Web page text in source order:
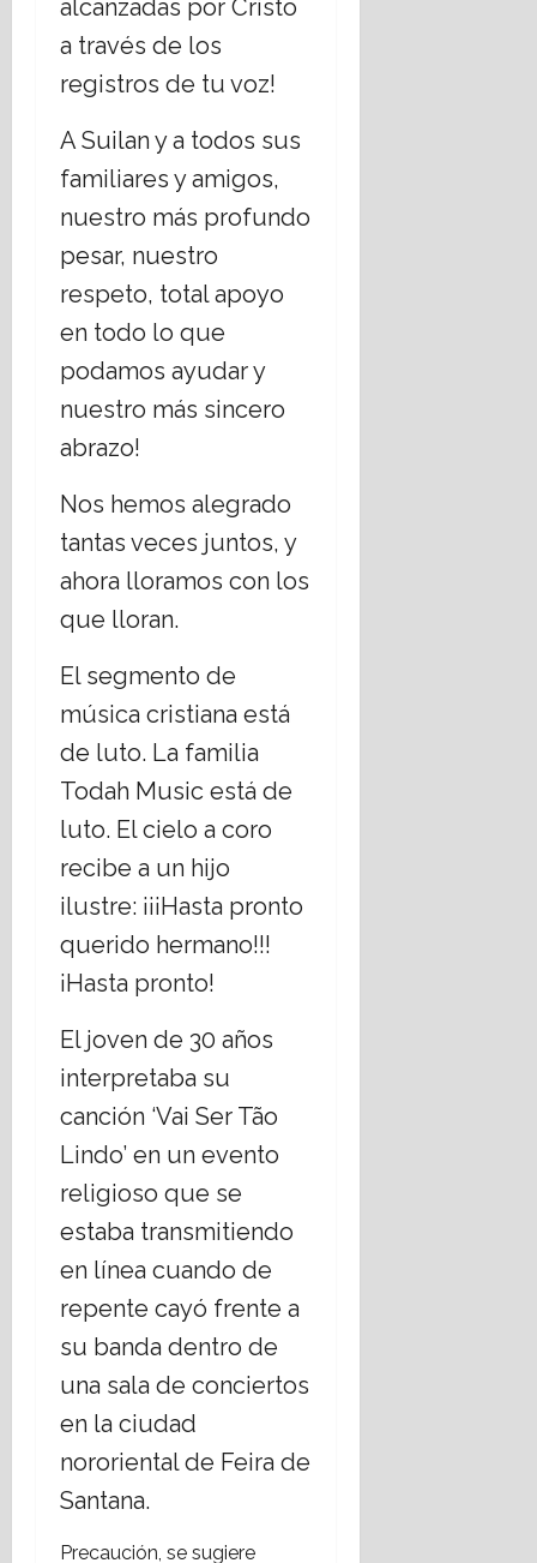
alcanzadas por Cristo
a través de los
registros de tu voz!
A Suilan y a todos sus
familiares y amigos,
nuestro más profundo
pesar, nuestro
respeto, total apoyo
en todo lo que
podamos ayudar y
nuestro más sincero
abrazo!
Nos hemos alegrado
tantas veces juntos, y
ahora lloramos con los
que lloran.
El segmento de
música cristiana está
de luto. La familia
Todah Music está de
luto. El cielo a coro
recibe a un hijo
ilustre: ¡¡¡Hasta pronto
querido hermano!!!
¡Hasta pronto!
El joven de 30 años
interpretaba su
canción ‘Vai Ser Tão
Lindo’ en un evento
religioso que se
estaba transmitiendo
en línea cuando de
repente cayó frente a
su banda dentro de
una sala de conciertos
en la ciudad
nororiental de Feira de
Santana.
Precaución, se sugiere